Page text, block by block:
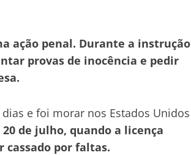
ação penal. Durante a instrução
provas de inocência e pedir
e foi morar nos Estados Unidos
20 de julho, quando a licença
cassado por faltas.